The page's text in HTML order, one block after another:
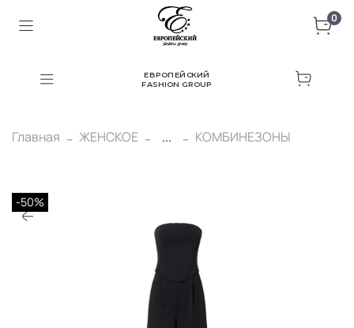
0
ЕВРОПЕЙСКИЙ
FASHION GROUP
Главная ЖЕНСКОЕ ... КОМБИНЕЗОНЫ
-50%